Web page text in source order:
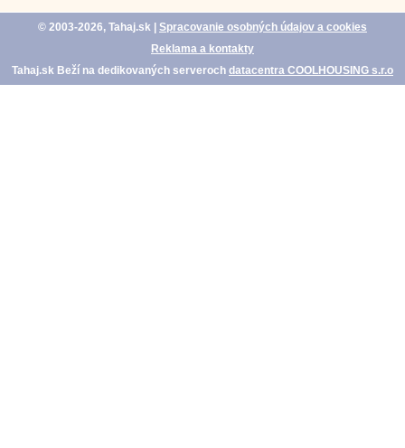
© 2003-2026, Tahaj.sk
Spracovanie osobných údajov a cookies
Reklama a kontakty
Tahaj.sk Beží na dedikovaných serveroch datacentra COOLHOUSING s.r.o